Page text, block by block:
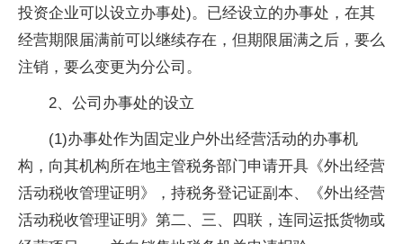
投资企业可以设立办事处)。已经设立的办事处，在其
经营期限届满前可以继续存在，但期限届满之后，要么
注销，要么变更为分公司。
2、公司办事处的设立
(1)办事处作为固定业户外出经营活动的办事机
构，向其机构所在地主管税务部门申请开具《外出经营
活动税收管理证明》，持税务登记证副本、《外出经营
活动税收管理证明》第二、三、四联，连同运抵货物或